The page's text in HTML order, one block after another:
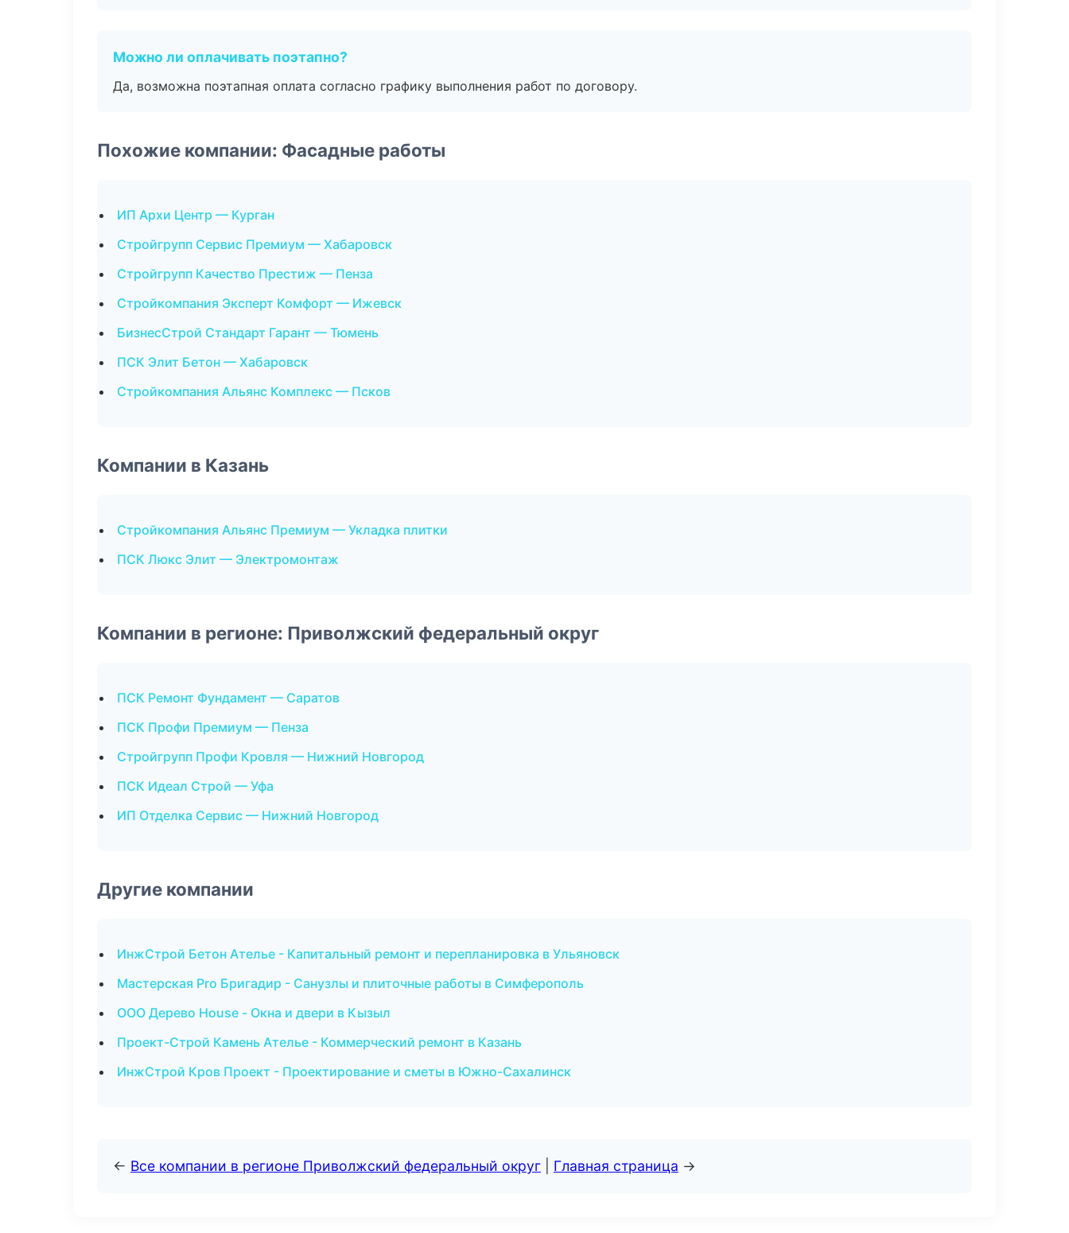
Можно ли оплачивать поэтапно?
Да, возможна поэтапная оплата согласно графику выполнения работ по договору.
Похожие компании: Фасадные работы
ИП Архи Центр — Курган
Стройгрупп Сервис Премиум — Хабаровск
Стройгрупп Качество Престиж — Пенза
Стройкомпания Эксперт Комфорт — Ижевск
БизнесСтрой Стандарт Гарант — Тюмень
ПСК Элит Бетон — Хабаровск
Стройкомпания Альянс Комплекс — Псков
Компании в Казань
Стройкомпания Альянс Премиум — Укладка плитки
ПСК Люкс Элит — Электромонтаж
Компании в регионе: Приволжский федеральный округ
ПСК Ремонт Фундамент — Саратов
ПСК Профи Премиум — Пенза
Стройгрупп Профи Кровля — Нижний Новгород
ПСК Идеал Строй — Уфа
ИП Отделка Сервис — Нижний Новгород
Другие компании
ИнжСтрой Бетон Ателье - Капитальный ремонт и перепланировка в Ульяновск
Мастерская Pro Бригадир - Санузлы и плиточные работы в Симферополь
ООО Дерево House - Окна и двери в Кызыл
Проект-Строй Камень Ателье - Коммерческий ремонт в Казань
ИнжСтрой Кров Проект - Проектирование и сметы в Южно-Сахалинск
← Все компании в регионе Приволжский федеральный округ Главная страница →